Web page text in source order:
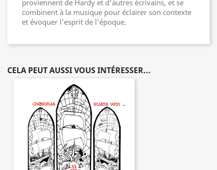
proviennent de Hardy et d'autres écrivains, et se
combinent à la musique pour éclairer son contexte
et évoquer l'esprit de l'époque.
CELA PEUT AUSSI VOUS INTÉRESSER...